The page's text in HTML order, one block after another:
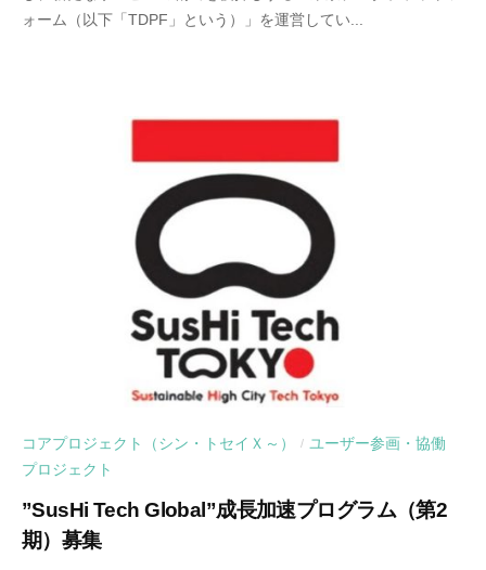
ォーム（以下「TDPF」という）」を運営してい...
コアプロジェクト（シン・トセイＸ～） / ユーザー参画・協働
プロジェクト
”SusHi Tech Global”成長加速プログラム（第2
期）募集